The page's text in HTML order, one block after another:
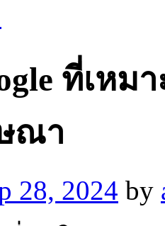
ที่เห
ณา
28, 2024 by